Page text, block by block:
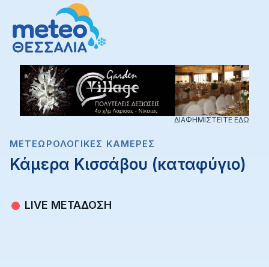
ΔΙΑΦΗΜΙΣΤΕΙΤΕ ΕΔΩ
ΜΕΤΕΩΡΟΛΟΓΙΚΈΣ ΚΆΜΕΡΕΣ
Κάμερα Κισσάβου (καταφύγιο)
LIVE ΜΕΤΑΔΟΣΗ